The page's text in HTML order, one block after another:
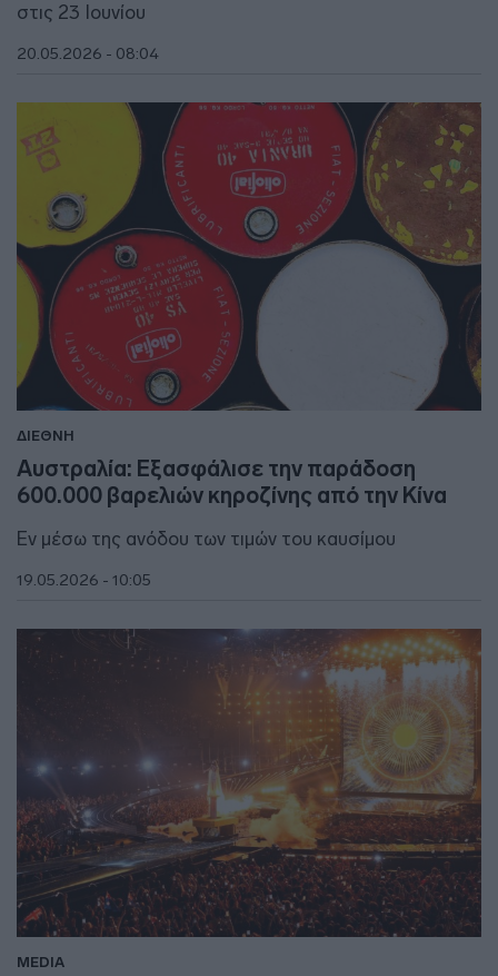
στις 23 Ιουνίου
20.05.2026 - 08:04
ΔΙΕΘΝΗ
Αυστραλία: Εξασφάλισε την παράδοση
600.000 βαρελιών κηροζίνης από την Κίνα
Εν μέσω της ανόδου των τιμών του καυσίμου
19.05.2026 - 10:05
MEDIA